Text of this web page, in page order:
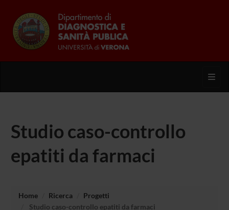
Studio caso-controllo
epatiti da farmaci
Home Ricerca
Progetti
Studio caso-controllo epatiti da farmaci